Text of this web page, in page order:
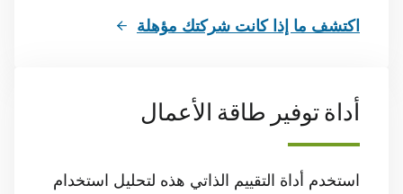
اكتشف ما إذا كانت شركتك مؤهلة
أداة توفير طاقة الأعمال
استخدم أداة التقييم الذاتي هذه لتحليل استخدام